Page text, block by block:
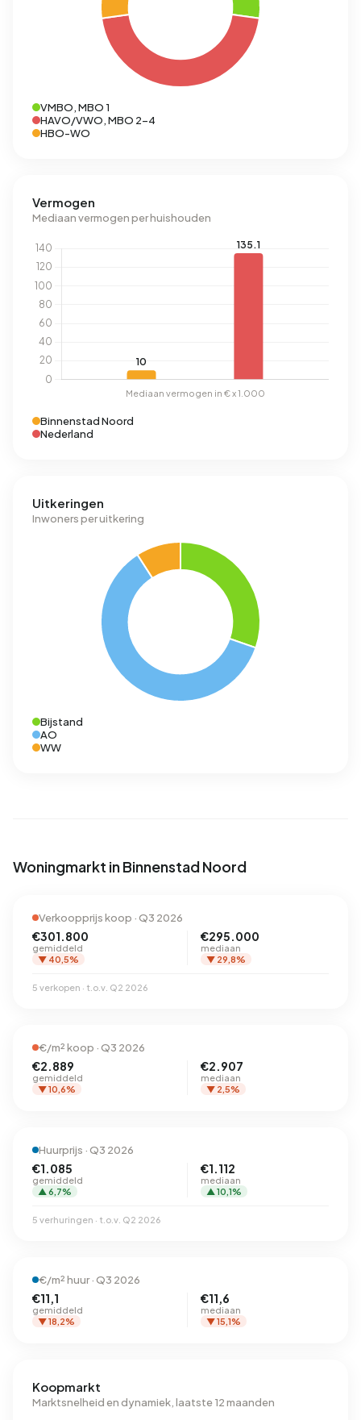
VMBO, MBO 1
HAVO/VWO, MBO 2-4
HBO-WO
Vermogen
Mediaan vermogen per huishouden
Binnenstad Noord
Nederland
Uitkeringen
Inwoners per uitkering
Bijstand
AO
WW
Woningmarkt in Binnenstad Noord
Verkoopprijs koop · Q3 2026
€301.800
gemiddeld
▼ 40,5%
€295.000
mediaan
▼ 29,8%
5 verkopen · t.o.v. Q2 2026
€/m² koop · Q3 2026
€2.889
gemiddeld
▼ 10,6%
€2.907
mediaan
▼ 2,5%
Huurprijs · Q3 2026
€1.085
gemiddeld
▲ 6,7%
€1.112
mediaan
▲ 10,1%
5 verhuringen · t.o.v. Q2 2026
€/m² huur · Q3 2026
€11,1
gemiddeld
▼ 18,2%
€11,6
mediaan
▼ 15,1%
Koopmarkt
Marktsnelheid en dynamiek, laatste 12 maanden